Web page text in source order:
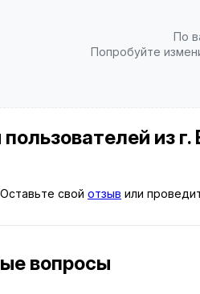
По
Попробуйте
из
свой отзыв или
вопросы